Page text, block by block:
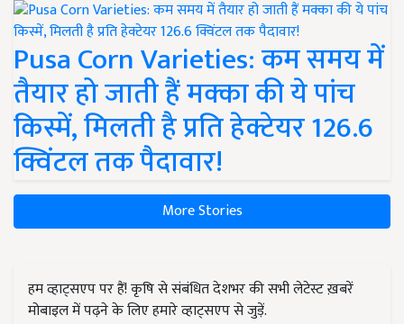
Pusa Corn Varieties: कम समय में
तैयार हो जाती हैं मक्का की ये पांच
किस्में, मिलती है प्रति हेक्टेयर 126.6
क्विंटल तक पैदावार!
More Stories
हम व्हाट्सएप पर हैं! कृषि से संबंधित देशभर की सभी लेटेस्ट ख़बरें
मोबाइल में पढ़ने के लिए हमारे व्हाट्सएप से जुड़ें.